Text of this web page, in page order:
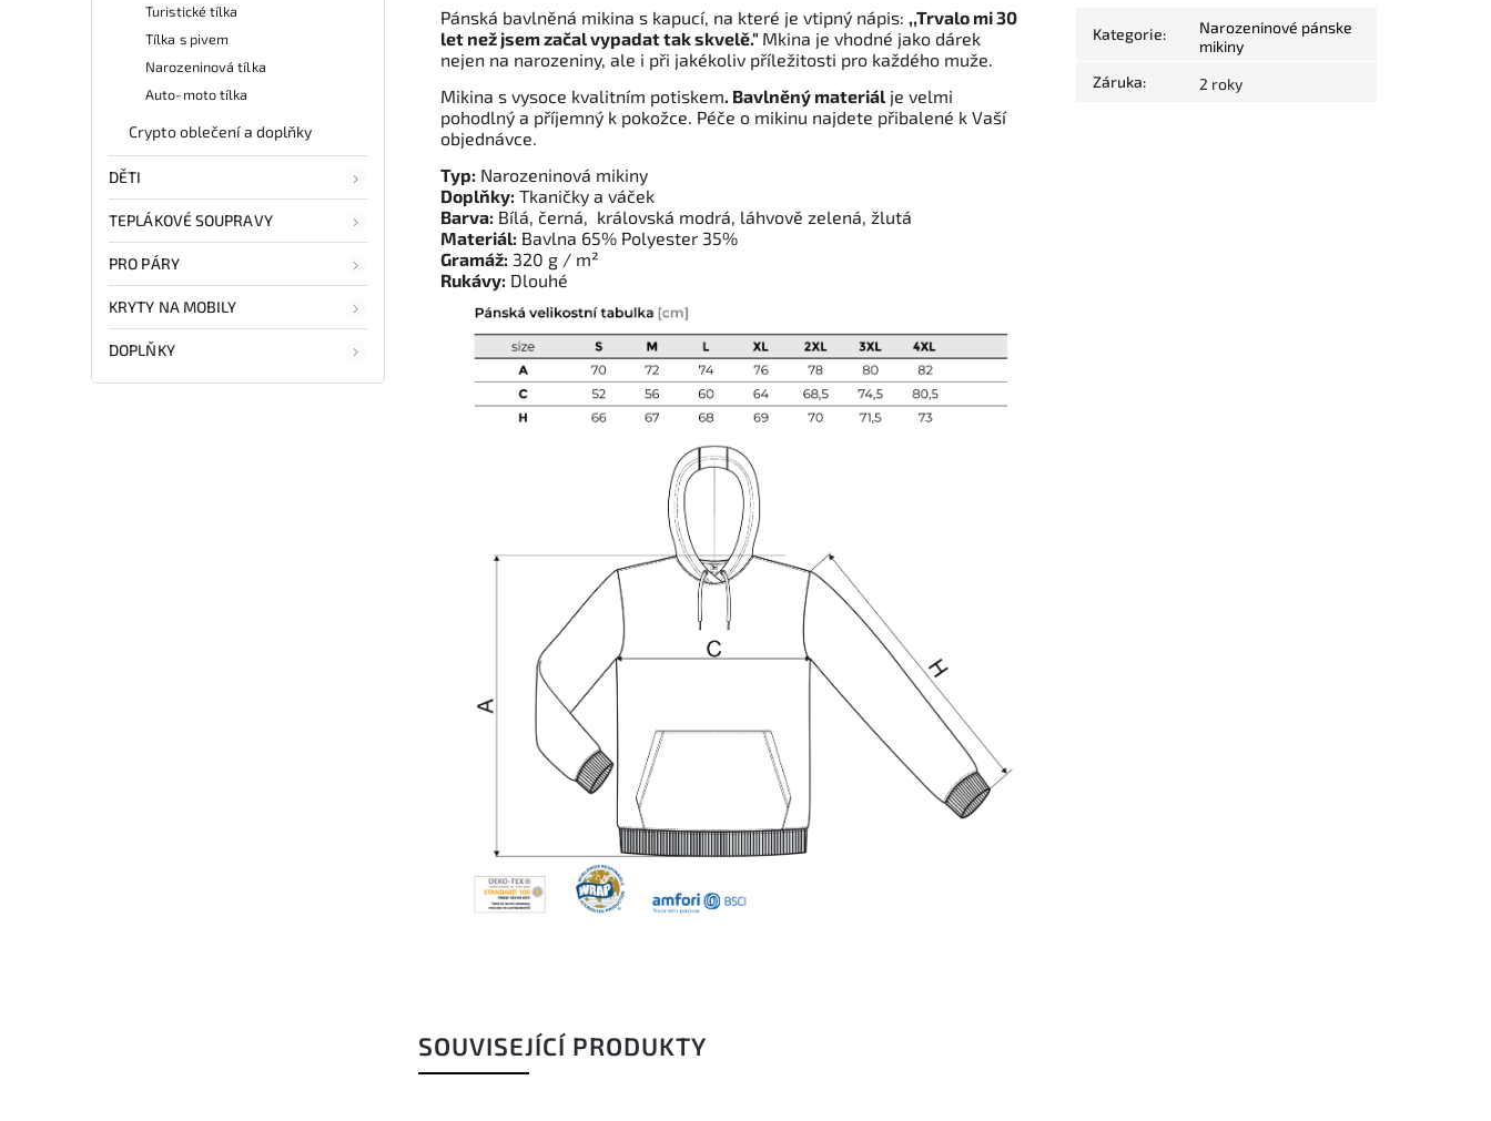
Turistické tílka
Tílka s pivem
Narozeninová tílka
Auto-moto tílka
Crypto oblečení a doplňky
DĚTI
TEPLÁKOVÉ SOUPRAVY
PRO PÁRY
KRYTY NA MOBILY
DOPLŇKY
Pánská bavlněná mikina s kapucí, na které je vtipný nápis: ,,Trvalo mi 30
let než jsem začal vypadat tak skvelě." Mkina je vhodné jako dárek
nejen na narozeniny, ale i při jakékoliv příležitosti pro každého muže.
Mikina s vysoce kvalitním potiskem. Bavlněný materiál je velmi
pohodlný a příjemný k pokožce. Péče o mikinu najdete přibalené k Vaší
objednávce.
Typ: Narozeninová mikiny
Doplňky: Tkaničky a váček
Barva: Bílá, černá, královská modrá, láhvově zelená, žlutá
Materiál: Bavlna 65% Polyester 35%
Gramáž: 320 g / m²
Rukávy: Dlouhé
Kategorie:
Narozeninové pánske
mikiny
Záruka: 2 roky
SOUVISEJÍCÍ PRODUKTY